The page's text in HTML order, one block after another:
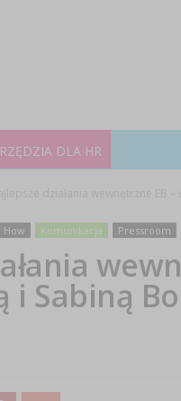
DLA HR
How Komunikacja Pressroom
i Sabiną